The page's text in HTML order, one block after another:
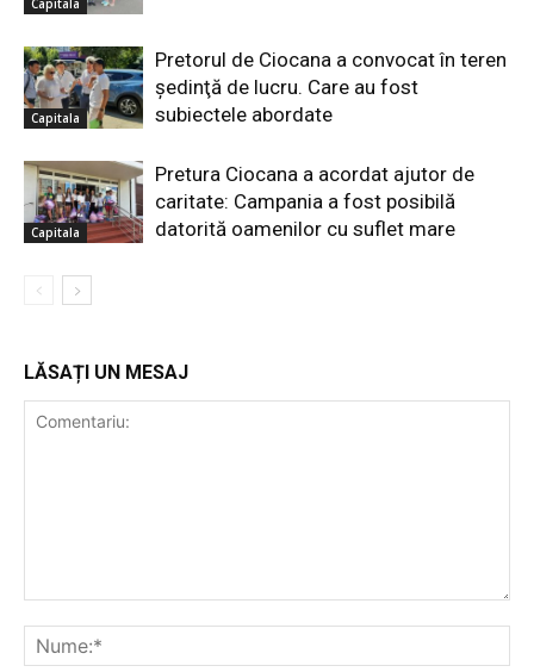
Capitala
Pretorul de Ciocana a convocat în teren
şedinţă de lucru. Care au fost
subiectele abordate
Capitala
Pretura Ciocana a acordat ajutor de
caritate: Campania a fost posibilă
datorită oamenilor cu suflet mare
LĂSAȚI UN MESAJ